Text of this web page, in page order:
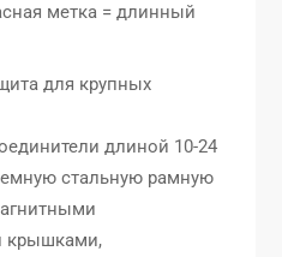
метка = длинный
для крупных
длиной 10-24
стальную рамную
крышками,